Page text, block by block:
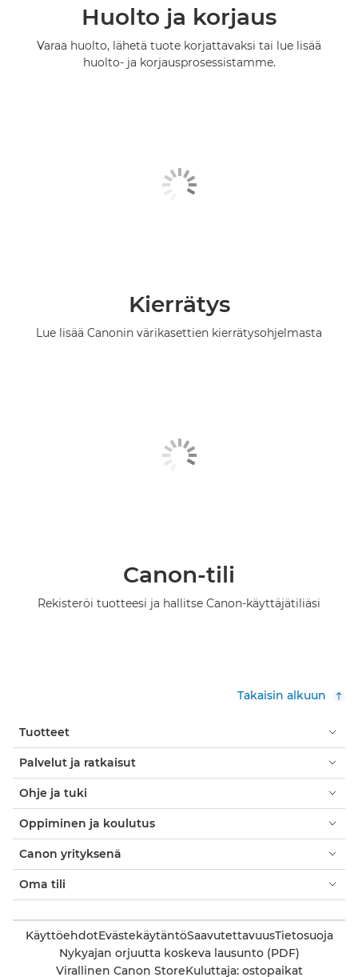
Huolto ja korjaus
Varaa huolto, lähetä tuote korjattavaksi tai lue lisää
huolto- ja korjausprosessistamme.
Kierrätys
Lue lisää Canonin värikasettien kierrätysohjelmasta
Canon-tili
Rekisteröi tuotteesi ja hallitse Canon-käyttäjätiliäsi
Takaisin alkuun
Tuotteet
Palvelut ja ratkaisut
Ohje ja tuki
Oppiminen ja koulutus
Canon yrityksenä
Oma tili
KäyttöehdotEvästekäytäntöSaavutettavuusTietosuoja
Nykyajan orjuutta koskeva lausunto (PDF)
Virallinen Canon StoreKuluttaja: ostopaikat